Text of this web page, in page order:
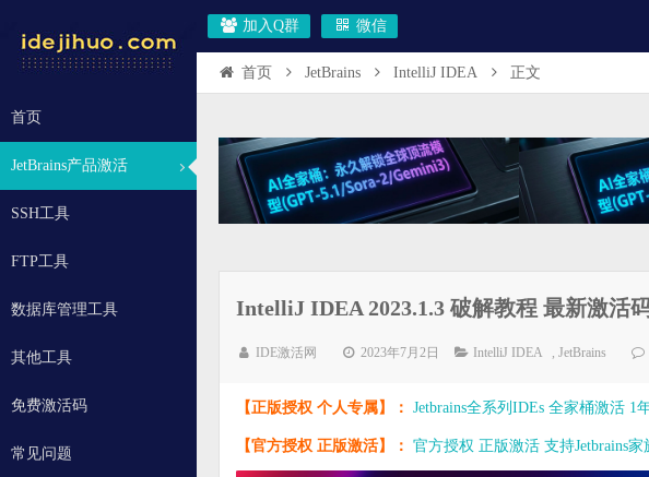
加入Q群 微信
首页
JetBrains产品激活
SSH工具
FTP工具
数据库管理工具
其他工具
免费激活码
常见问题
首页 JetBrains IntelliJ IDEA 正文
IntelliJ IDEA 2023.1.3 破解教程 最新激活
IDE激活网 2023年7月2日 IntelliJ IDEA ,JetBrains
【正版授权 个人专属】： Jetbrains全系列IDEs 全家桶激活 1
【官方授权 正版激活】： 官方授权 正版激活 支持Jetbrains